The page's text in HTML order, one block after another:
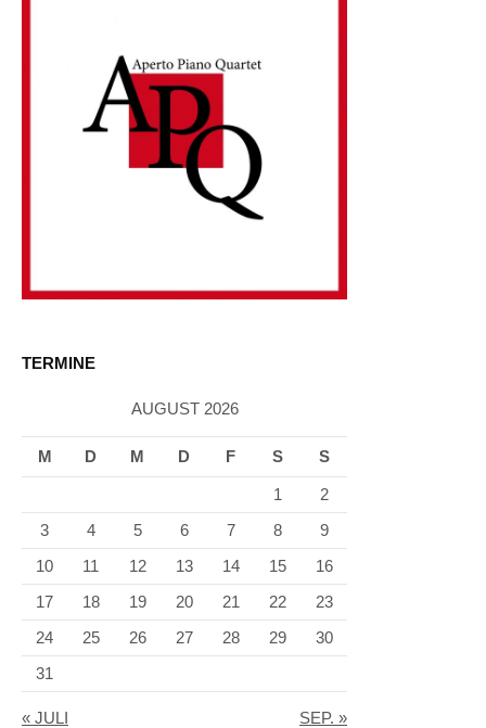
TERMINE
AUGUST 2026
M D M D F S S
« JULI SEP. »
1 2
3 4 5 6 7 8 9
10 11 12 13 14 15 16
17 18 19 20 21 22 23
24 25 26 27 28 29 30
31